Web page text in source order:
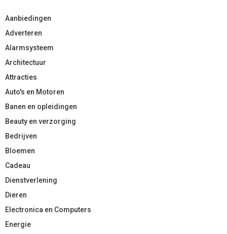
Aanbiedingen
Adverteren
Alarmsysteem
Architectuur
Attracties
Auto's en Motoren
Banen en opleidingen
Beauty en verzorging
Bedrijven
Bloemen
Cadeau
Dienstverlening
Dieren
Electronica en Computers
Energie